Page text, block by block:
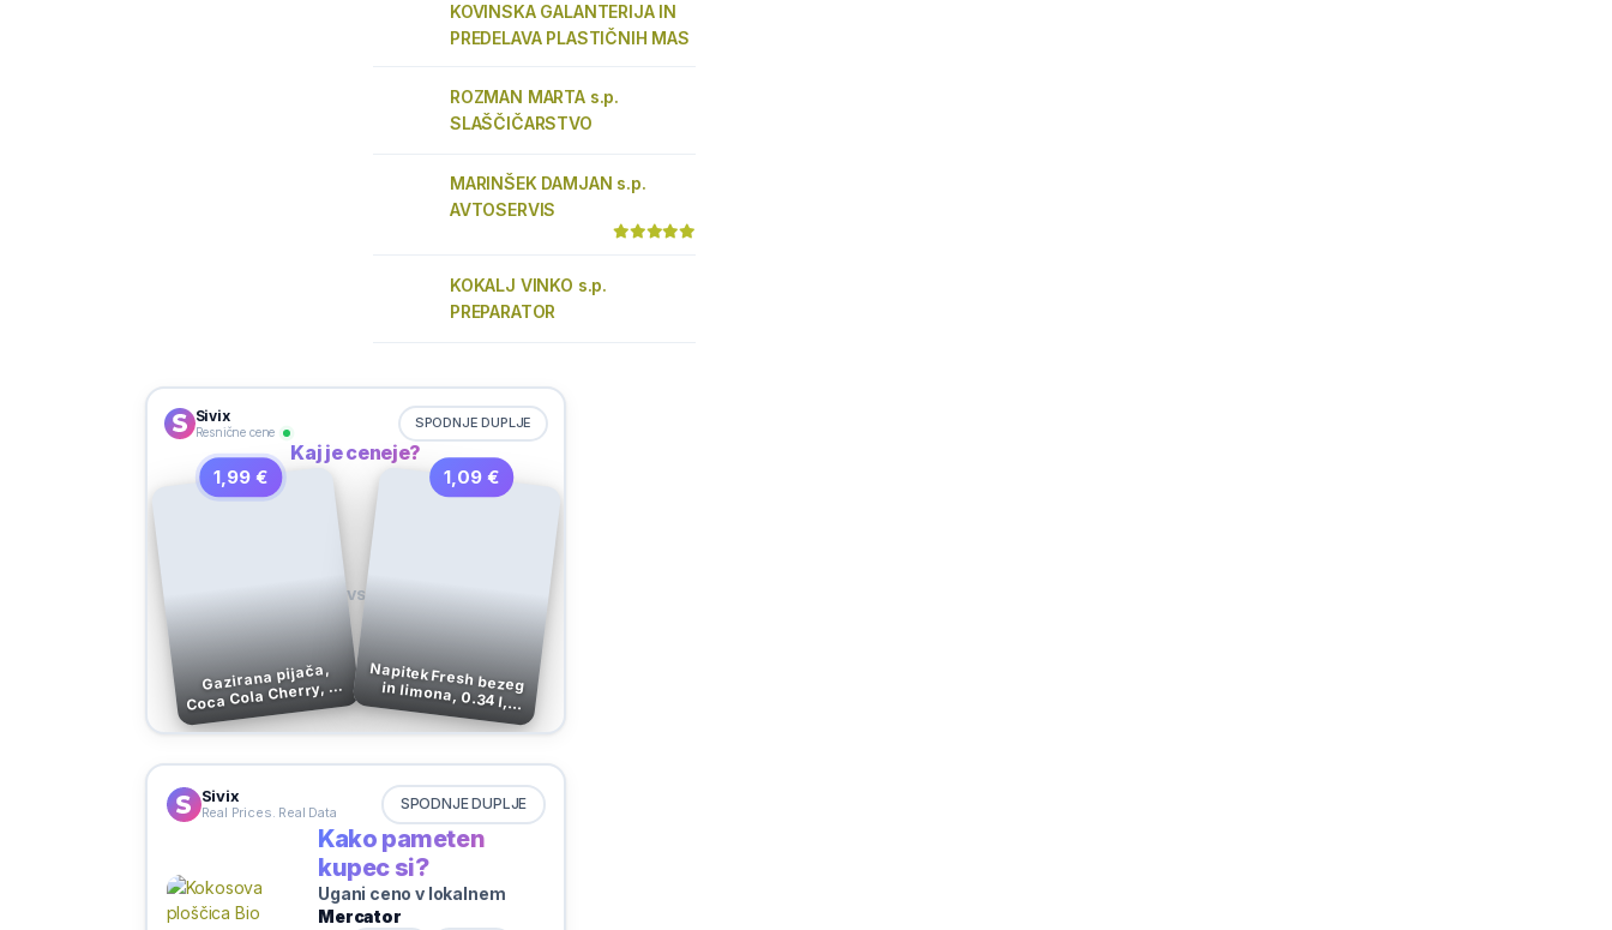
KOVINSKA GALANTERIJA IN
PREDELAVA PLASTIČNIH MAS
ROZMAN MARTA s.p.
SLAŠČIČARSTVO
MARINŠEK DAMJAN s.p.
AVTOSERVIS
KOKALJ VINKO s.p.
PREPARATOR
Sivix
Resnične cene
SPODNJE DUPLJE
Kaj je ceneje?
1,99 €
Gazirana pijača,
Coca Cola Cherry, 1,5
l
VS
1,09 €
Napitek Fresh bezeg in limona, 0.34 l,
Cedevita
Sivix
Real Prices. Real Data SPODNJE DUPLJE
Kako pameten
kupec si?
Ugani ceno v lokalnem
Mercator